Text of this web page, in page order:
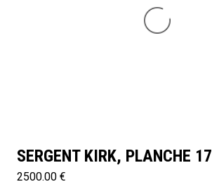
SERGENT KIRK, PLANCHE 17
2500.00 €